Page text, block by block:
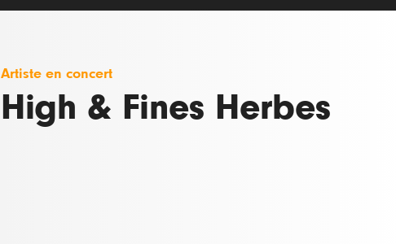
Artiste en concert
High & Fines Herbes